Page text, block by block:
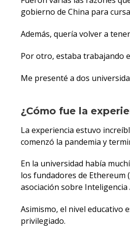
gobierno de China para
Además, quería volver a
Por otro, estaba trabajando
Me presenté a dos
¿Cómo fue la
La experiencia estuvo
comenzó la pandemia y
En la universidad había
los fundadores de Ethereum
asociación sobre
Asimismo, el nivel educativo
privilegiado.